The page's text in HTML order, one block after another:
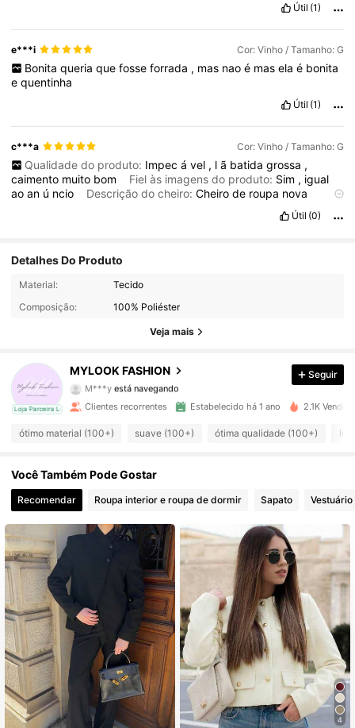
Útil (1)
e***i Cor: Vinho / Tamanho: G
Bonita queria que fosse forrada , mas nao é mas ela é bonita
equentinha
Útil (1)
c***a Cor: Vinho / Tamanho: G
Qualidade do produto: Impec á vel , l ã batida grossa ,
caimento muito bom Fiel às imagens do produto: Sim , igual
aoan ú ncio Descrição do cheiro:Cheirode roupa nova
excelente
tamanhofiel
Útil (0)
Detalhes Do Produto
Material:
Tecido
Composição:
100% Poliéster
Veja mais
Loja Parceira Local
MYLOOK FASHION
823 Seguidores
M***y
está navegando
4,80
823 Seguidores
4,80 823 Seguidores
4,80 823 Seguidores
4,80 823 Seguidores
823 Seguidores
4,80 823 Seguidores
4,80 823 Seguidores
Seguir
Clientes recorrentes Estabelecido há 1 ano 2.1K
ótimo material (100+) suave (100+) ótima qualidade (100+)
Você Também Pode Gostar
Recomendar Roupa interior e roupa de dormir Sapato
4